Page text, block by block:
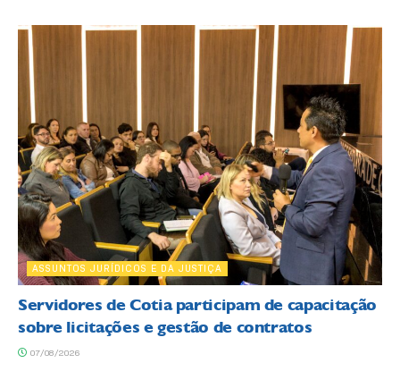
ASSUNTOS JURÍDICOS E DA JUSTIÇA
Servidores de Cotia participam de capacitação
sobre licitações e gestão de contratos
07/08/2026